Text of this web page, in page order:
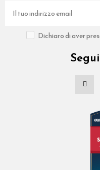
Dichiaro di aver